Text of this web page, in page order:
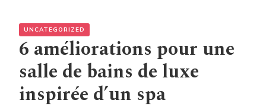
UNCATEGORIZED
6 améliorations pour une
salle de bains de luxe
inspirée d’un spa